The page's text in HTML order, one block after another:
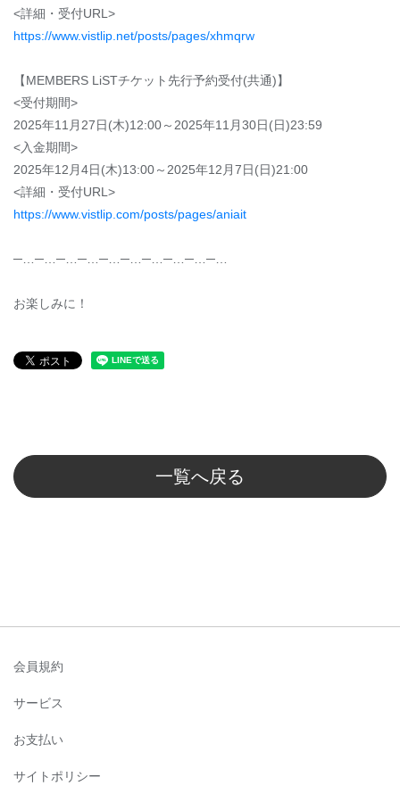
<詳細・受付URL>
https://www.vistlip.net/posts/pages/xhmqrw
【MEMBERS LiSTチケット先行予約受付(共通)】
<受付期間>
2025年11月27日(木)12:00～2025年11月30日(日)23:59
<入金期間>
2025年12月4日(木)13:00～2025年12月7日(日)21:00
<詳細・受付URL>
https://www.vistlip.com/posts/pages/aniait
─…─…─…─…─…─…─…─…─…─…
お楽しみに！
一覧へ戻る
会員規約
サービス
お支払い
サイトポリシー